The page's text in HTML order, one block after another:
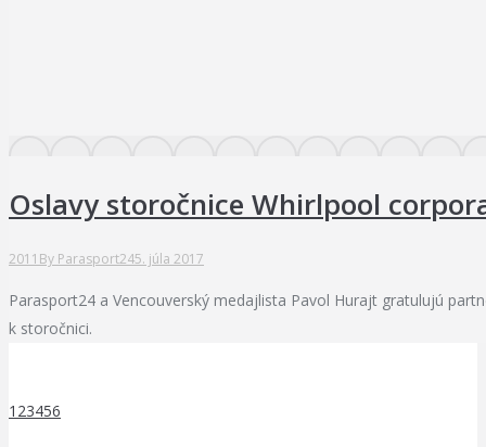
Oslavy storočnice Whirlpool
2011 By Parasport245. júla 2017
Parasport24 a Vencouverský medajlista Pavol Hurajt gratulujú
k storočnici.
1 23456